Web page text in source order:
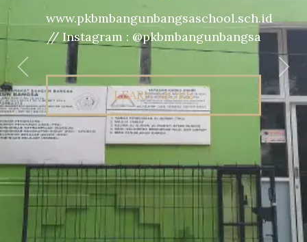
www.pkbmbangunbangsaschool.sch.id
// Instagram : @pkbmbangunbangsa
LEARN MORE
Previous